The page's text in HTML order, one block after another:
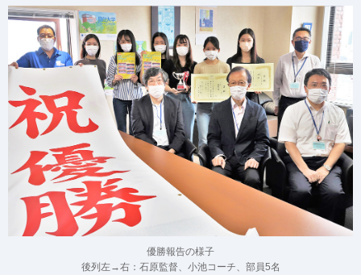
優勝報告の様子
後列左→右：石原監督、小池コーチ、部員5名